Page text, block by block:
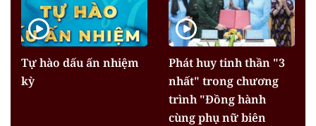
Tự hào dấu ấn nhiệm
kỳ
Phát huy tinh thần "3
nhất" trong chương
trình "Đồng hành
cùng phụ nữ biên